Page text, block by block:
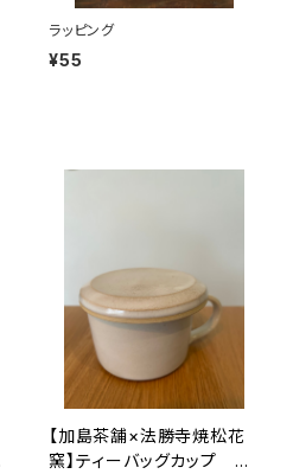
ラッピング
¥55
【加島茶舗×法勝寺焼松花
窯】ティーバッグカップ